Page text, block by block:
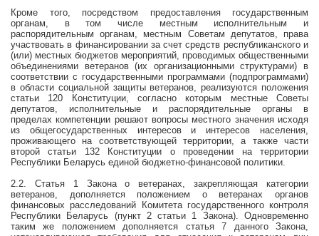
Кроме того, посредством предоставления государственным
органам, в том числе местным исполнительным и
распорядительным органам, местным Советам депутатов, права
участвовать в финансировании за счет средств республиканского и
(или) местных бюджетов мероприятий, проводимых общественными
объединениями ветеранов (их организационными структурами) в
соответствии с государственными программами (подпрограммами)
в области социальной защиты ветеранов, реализуются положения
статьи 120 Конституции, согласно которым местные Советы
депутатов, исполнительные и распорядительные органы в
пределах компетенции решают вопросы местного значения исходя
из общегосударственных интересов и интересов населения,
проживающего на соответствующей территории, а также части
второй статьи 132 Конституции о проведении на территории
Республики Беларусь единой бюджетно-финансовой политики.
2.2. Статья 1 Закона о ветеранах, закрепляющая категории
ветеранов, дополняется положением о ветеранах органов
финансовых расследований Комитета государственного контроля
Республики Беларусь (пункт 2 статьи 1 Закона). Одновременно
таким же положением дополняется статья 7 данного Закона,